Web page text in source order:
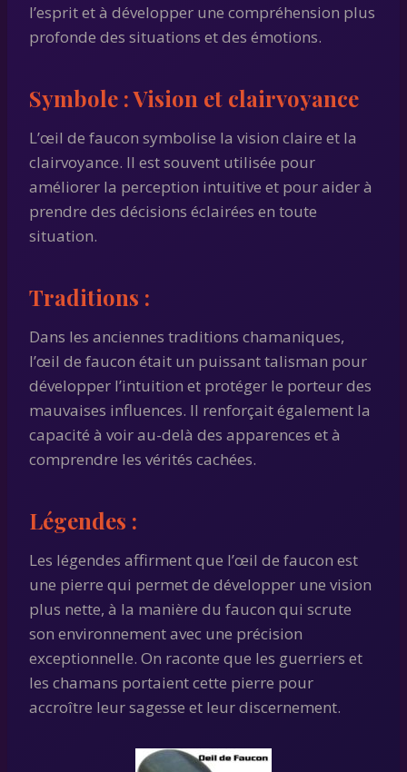
l’esprit et à développer une compréhension plus
profonde des situations et des émotions.
Symbole :Vision et clairvoyance
L’œil de faucon symbolise la vision claire et la
clairvoyance. Il est souvent utilisée pour
améliorer la perception intuitive et pour aider à
prendre des décisions éclairées en toute
situation.
Traditions :
Dans les anciennes traditions chamaniques,
l’œil de faucon était un puissant talisman pour
développer l’intuition et protéger le porteur des
mauvaises influences. Il renforçait également la
capacité à voir au-delà des apparences et à
comprendre les vérités cachées.
Légendes :
Les légendes affirment que l’œil de faucon est
une pierre qui permet de développer une vision
plus nette, à la manière du faucon qui scrute
son environnement avec une précision
exceptionnelle. On raconte que les guerriers et
les chamans portaient cette pierre pour
accroître leur sagesse et leur discernement.